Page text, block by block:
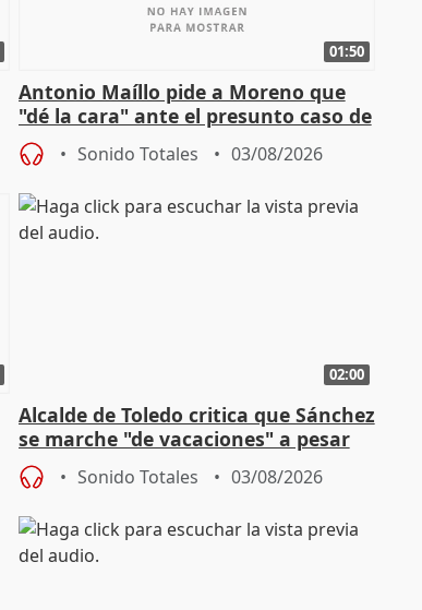
01:50
Antonio Maíllo pide a Moreno que
"dé la cara" ante el presunto caso de
acoso del CEO de ADM
Sonido Totales 03/08/2026
02:00
Alcalde de Toledo critica que Sánchez
se marche "de vacaciones" a pesar
de la crisis migratoria
Sonido Totales 03/08/2026